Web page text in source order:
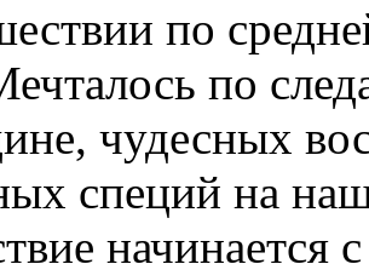
по
по
чудесных
специй на